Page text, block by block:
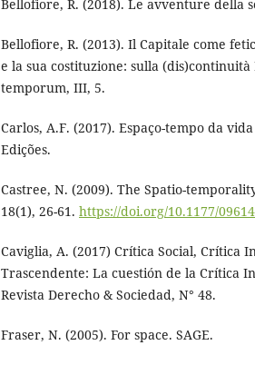
Bellofiore, R. (2018). Le avventure della
Bellofiore, R. (2013). Il Capitale come
e la sua costituzione: sulla
temporum, III, 5.
Carlos, A.F. (2017). Espaço-tempo da
Edições.
Castree, N. (2009). The Spatio-
18(1), 26-61. https://doi.org/10.1177/
Caviglia, A. (2017) Crítica Social, Crítica
Trascendente: La cuestión de la Crítica
Revista Derecho & Sociedad, N° 48.
Fraser, N. (2005). For space. SAGE.